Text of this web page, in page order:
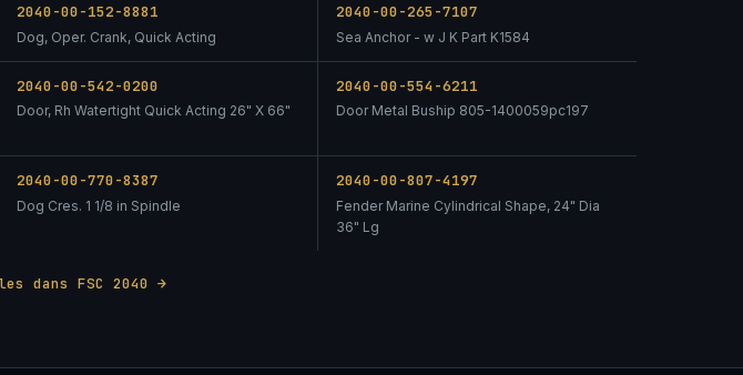
2040-00-152-8881
Dog, Oper. Crank, Quick Acting
2040-00-265-7107
Sea Anchor - w J K Part K1584
2040-00-542-0200
Door, Rh Watertight Quick Acting 26" X 66"
2040-00-554-6211
Door Metal Buship 805-1400059pc197
2040-00-770-8387
Dog Cres. 1 1/8 in Spindle
2040-00-807-4197
Fender Marine Cylindrical Shape, 24" Dia
36" Lg
dans FSC 2040 →